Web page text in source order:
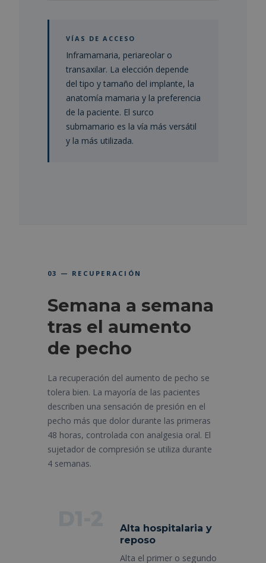
VÍAS DE ACCESO
Inframamaria, periareolar o
transaxilar. La elección depende
del tipo y tamaño del implante, la
anatomía mamaria y la preferencia
de la paciente. El surco
submamario es la vía más versátil
y la más utilizada.
03 — RECUPERACIÓN
Semana a semana
tras el aumento
de pecho
La recuperación del aumento de pecho se
tolera bien. La mayoría de las pacientes
describen una sensación de presión en el
pecho más que dolor durante las primeras
48 horas, controlada con analgesia oral. El
sujetador de compresión se utiliza durante
4 semanas.
Alta hospitalaria y
reposo
Alta el primer o segundo